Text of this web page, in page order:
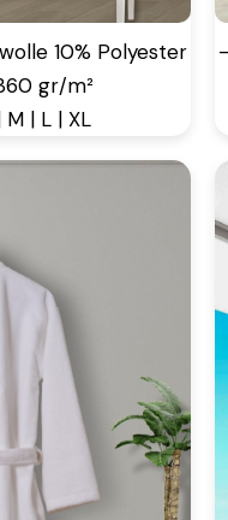
10% Polyester
gr/m²
| L | XL